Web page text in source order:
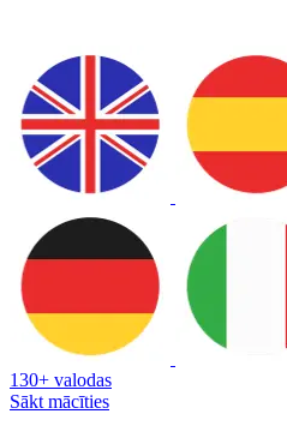
130+ valodas
Sākt mācīties